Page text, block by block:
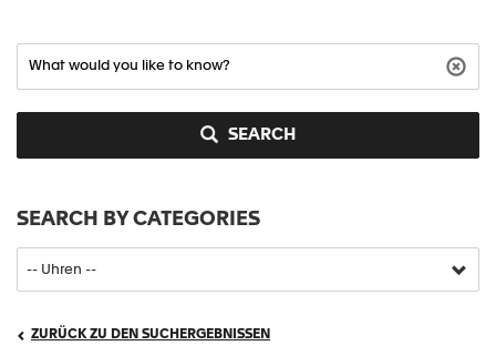
SEARCH
SEARCH BY CATEGORIES
ZURÜCK ZU DEN SUCHERGEBNISSEN